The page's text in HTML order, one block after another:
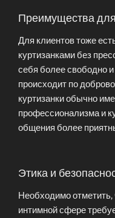
Преимущества
Для клиентов тоже
куртизанками без
себя более свободно
происходит по
куртизанки обычно
профессионализма и
общения более
Этика и
Необходимо отметить,
интимной сфере